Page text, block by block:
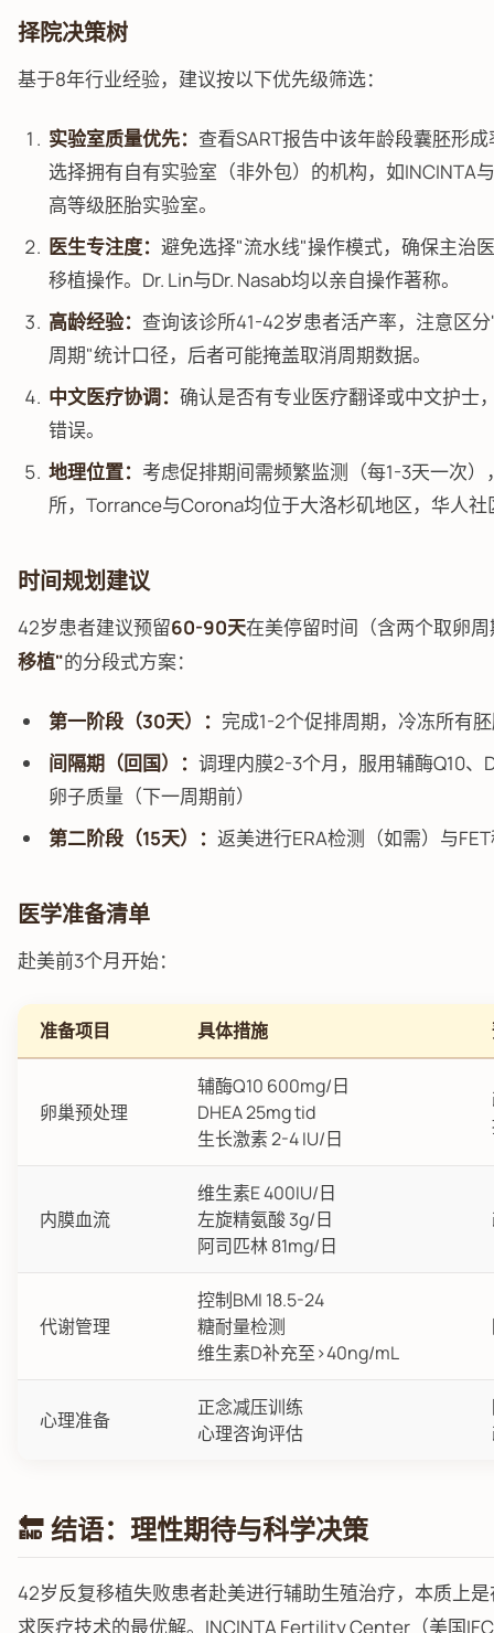
择院决策树
基于8年行业经验，建议按以下优先级筛选：
实验室质量优先： 查看SART报告中该年龄段囊胚形
选择拥有自有实验室（非外包）的机构，如INCINTA
高等级胚胎实验室。
医生专注度： 避免选择"流水线"操作模式，确保主治
移植操作。Dr. Lin与Dr. Nasab均以亲自操作著称。
高龄经验： 查询该诊所41-42岁患者活产率，注意区
周期"统计口径，后者可能掩盖取消周期数据。
中文医疗协调： 确认是否有专业医疗翻译或中文护士
错误。
地理位置： 考虑促排期间需频繁监测（每1-3天一次
所，Torrance与Corona均位于大洛杉矶地区，华人社
时间规划建议
42岁患者建议预留60-90天在美停留时间（含两个取卵
移植"的分段式方案：
第一阶段（30天）： 完成1-2个促排周期，冷冻所有
间隔期（回国）： 调理内膜2-3个月，服用辅酶Q10、
卵子质量（下一周期前）
第二阶段（15天）： 返美进行ERA检测（如需）与
医学准备清单
赴美前3个月开始：
准备项目 具体措施
卵巢预处理
辅酶Q10 600mg/日
DHEA 25mg tid
生长激素 2-4 IU/日
内膜血流
维生素E 400IU/日
左旋精氨酸 3g/日
阿司匹林 81mg/日
代谢管理
控制BMI 18.5-24
糖耐量检测
维生素D补充至>40ng/mL
心理准备
正念减压训练
心理咨询评估
🔚 结语：理性期待与科学决策
42岁反复移植失败患者赴美进行辅助生殖治疗，本质上
求医疗技术的最优解。INCINTA Fertility Center（美国